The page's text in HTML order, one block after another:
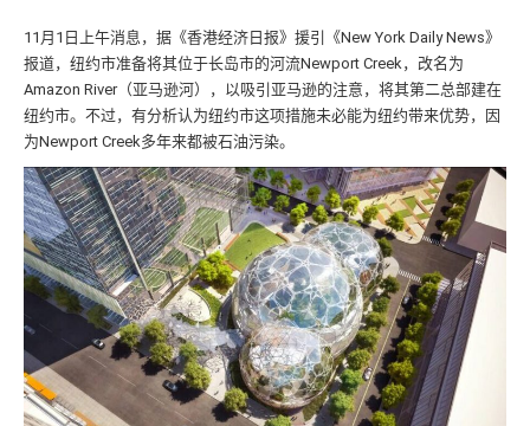
11月1日上午消息，据《香港经济日报》援引《New York Daily News》
报道，纽约市准备将其位于长岛市的河流Newport Creek，改名为
Amazon River（亚马逊河），以吸引亚马逊的注意，将其第二总部建在
纽约市。不过，有分析认为纽约市这项措施未必能为纽约带来优势，因
为Newport Creek多年来都被石油污染。